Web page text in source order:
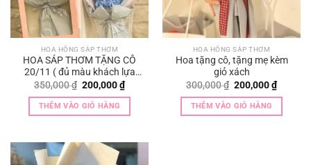
HOA HỒNG SÁP THƠM
HOA SÁP THƠM TẶNG CÔ
20/11 ( đủ màu khách lựa
chọn màu hoa)
350,000₫ Giá
là:
350,000 ₫.
200,000₫Giá
hiện
THÊM VÀO GIỎ HÀNG
HOA HỒNG SÁP THƠM
Hoa tặng cô, tặng mẹ kèm
giỏ xách
300,000₫ Giá
là:
300,000 ₫.
200,000₫Giá
hiện
THÊM VÀO GIỎ HÀNG